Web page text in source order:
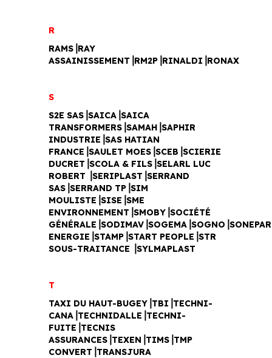
R
RAMS⎥RAY
ASSAINISSEMENT⎥RM2P⎥RINALDI⎥ RONAX
S
S2E SAS⎥SAICA⎥SAICA
TRANSFORMERS⎥SAMAH⎥SAPHIR
INDUSTRIE⎥SAS HATIAN
FRANCE⎥SAULET MOES⎥SCEB⎥SCIERIE
DUCRET⎥SCOLA & FILS⎥SELARL LUC
ROBERT ⎥SERIPLAST⎥SERRAND
SAS⎥SERRAND TP⎥SIM
MOULISTE⎥SISE⎥SME
ENVIRONNEMENT⎥SMOBY⎥SOCIÉTÉ
ENERGIE⎥STAMP⎥START PEOPLE⎥STR
SOUS-TRAITANCE ⎥SYLMAPLAST
T
TAXI DU HAUT-BUGEY⎥TBI⎥TECHNI-
CANA⎥TECHNIDALLE⎥TECHNI-
FUITE⎥TECNIS
ASSURANCES⎥TEXEN⎥TIMS⎥TMP
CONVERT⎥TRANSJURA